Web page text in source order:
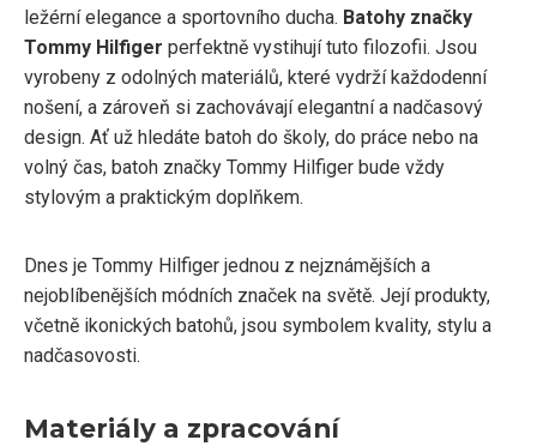
ležérní elegance a sportovního ducha. Batohy značky
Tommy Hilfiger perfektně vystihují tuto filozofii. Jsou
vyrobeny z odolných materiálů, které vydrží každodenní
nošení, a zároveň si zachovávají elegantní a nadčasový
design. Ať už hledáte batoh do školy, do práce nebo na
volný čas, batoh značky Tommy Hilfiger bude vždy
stylovým a praktickým doplňkem.
Dnes je Tommy Hilfiger jednou z nejznámějších a
nejoblíbenějších módních značek na světě. Její produkty,
včetně ikonických batohů, jsou symbolem kvality, stylu a
nadčasovosti.
Materiály a zpracování